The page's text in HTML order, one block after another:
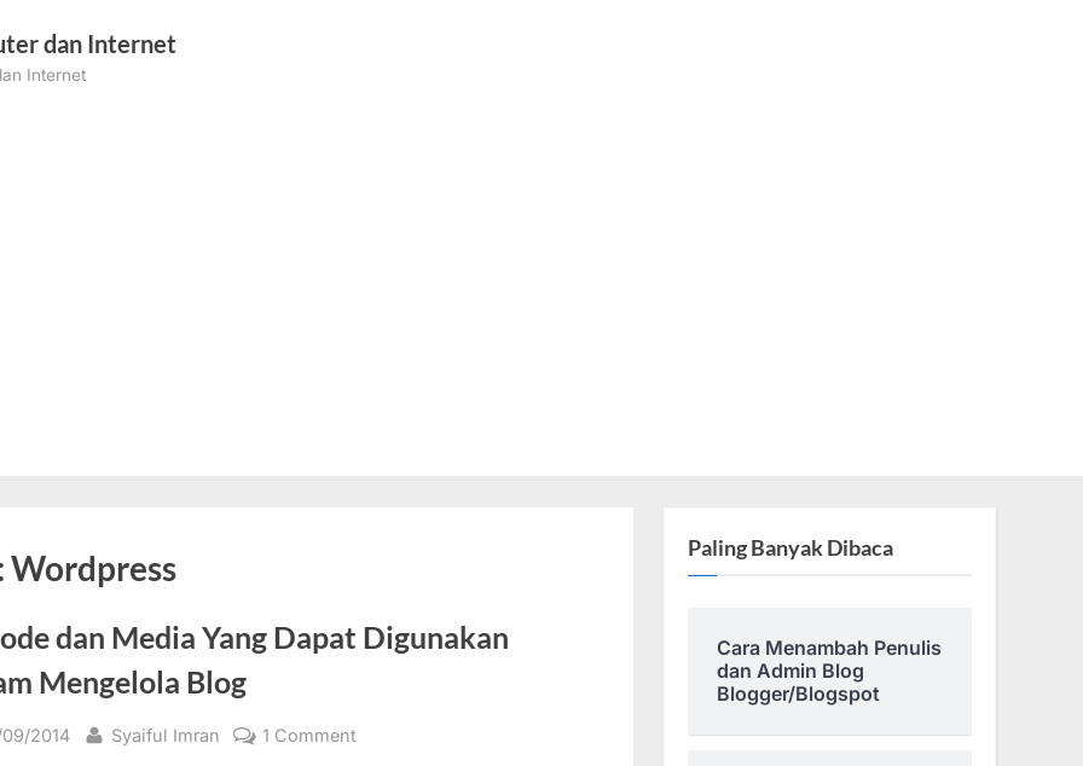
dan Internet
Internet
Wordpress
dan Media Yang Dapat Digunakan
Mengelola Blog
2014 By
Syaiful Imran 1 Comment
Paling Banyak Dibaca
Cara Menambah Penulis
dan Admin Blog
Blogger/Blogspot